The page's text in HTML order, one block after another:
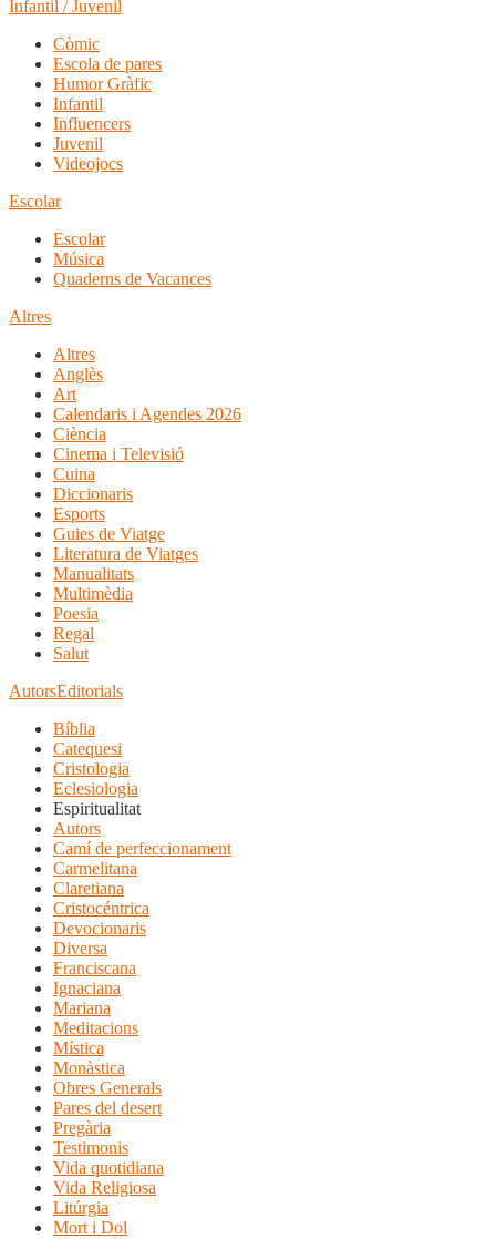
Infantil / Juvenil
Còmic
Escola de pares
Humor Gràfic
Infantil
Influencers
Juvenil
Videojocs
Escolar
Escolar
Música
Quaderns de Vacances
Altres
Altres
Anglès
Art
Calendaris i Agendes 2026
Ciència
Cinema i Televisió
Cuina
Diccionaris
Esports
Guies de Viatge
Literatura de Viatges
Manualitats
Multimèdia
Poesia
Regal
Salut
AutorsEditorials
Bíblia
Catequesi
Cristologia
Eclesiologia
Espiritualitat
Autors
Camí de perfeccionament
Carmelitana
Claretiana
Cristocéntrica
Devocionaris
Diversa
Franciscana
Ignaciana
Mariana
Meditacions
Mística
Monàstica
Obres Generals
Pares del desert
Pregària
Testimonis
Vida quotidiana
Vida Religiosa
Litúrgia
Mort i Dol